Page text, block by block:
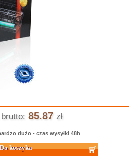
85.87 zł
dużo - czas wysyłki 48h